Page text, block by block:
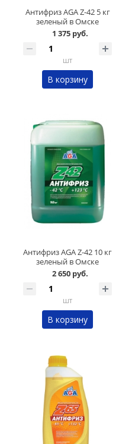
Антифриз AGA Z-42 5 кг
зеленый в Омске
1 375 руб.
шт
В корзину
Антифриз AGA Z-42 10 кг
зеленый в Омске
2 650 руб.
шт
В корзину